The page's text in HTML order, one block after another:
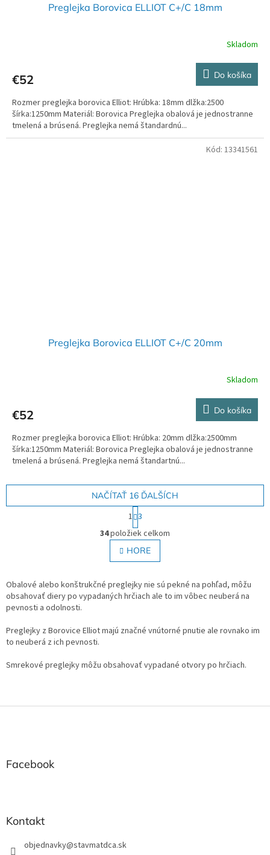
Preglejka Borovica ELLIOT C+/C 18mm
Skladom
€52 Do košíka
Rozmer preglejka borovica Elliot: Hrúbka: 18mm dlžka:2500
šírka:1250mm Materiál: Borovica Preglejka obalová je jednostranne
tmelená a brúsená. Preglejka nemá štandardnú...
Preglejka Borovica ELLIOT C+/C 20mm
Skladom
€52 Do košíka
Rozmer preglejka borovica Elliot: Hrúbka: 20mm dlžka:2500mm
šírka:1250mm Materiál: Borovica Preglejka obalová je jednostranne
tmelená a brúsená. Preglejka nemá štandartnú...
Kód: 13341561
O
v
l
á
a
c
p
k
NAČÍTAŤ 16 ĎALŠÍCH
S
t
r
á
n
k
v
a
n
1 3
34položiek celkom
HORE
Obalové alebo konštrukčné preglejky nie sú pekné na pohľad, môžu
obsahovať diery po vypadaných hrčiach ale to im vôbec neuberá na
pevnosti a odolnosti.
Preglejky z Borovice Elliot majú značné vnútorné pnutie ale rovnako im
to neuberá z ich pevnosti.
Smrekové preglejky môžu obsahovať vypadané otvory po hrčiach.
Z
Facebook
Kontakt
objednavky@stavmatdca.sk